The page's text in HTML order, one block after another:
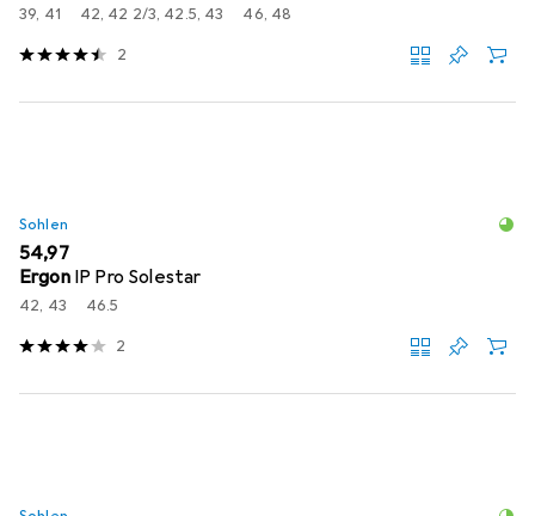
39, 41 42, 42 2/3, 42.5, 43 46, 48
2
Sohlen
EUR
54,97
Ergon IP Pro Solestar
42, 43 46.5
2